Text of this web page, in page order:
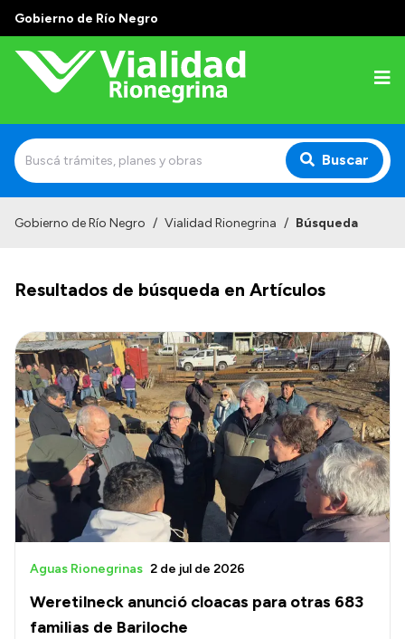
Gobierno de Río Negro
Buscar
Funciones
Autoridades
Delegaciones
Normativa
Historia Vial
Mi Vial
Recibos de sueldo
Correo oficial
Gobierno de Río Negro / Vialidad Rionegrina / Búsqueda
Resultados de búsqueda en Artículos
Weretilneck anunció cloacas para otras 683
familias de Bariloche
Aguas Rionegrinas 2 de jul de 2026